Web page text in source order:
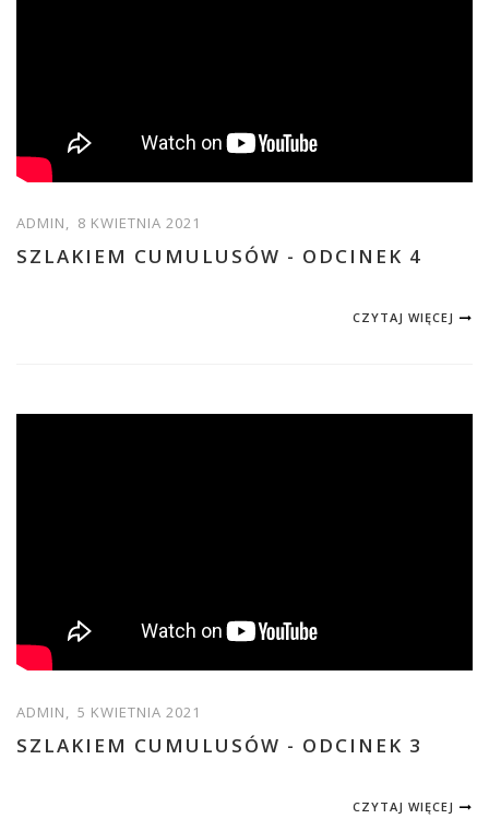
ADMIN, 8 KWIETNIA 2021
SZLAKIEM CUMULUSÓW - ODCINEK 4
CZYTAJ WIĘCEJ
ADMIN, 5 KWIETNIA 2021
SZLAKIEM CUMULUSÓW - ODCINEK 3
CZYTAJ WIĘCEJ